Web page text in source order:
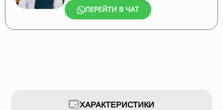
ПЕРЕЙТИ В ЧАТ
ХАРАКТЕРИСТИКИ